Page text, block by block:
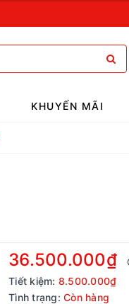
KHUYẾN MÃI
36.500.000₫
Tiết kiệm: 8.500.000₫
Tình trạng: Còn hàng